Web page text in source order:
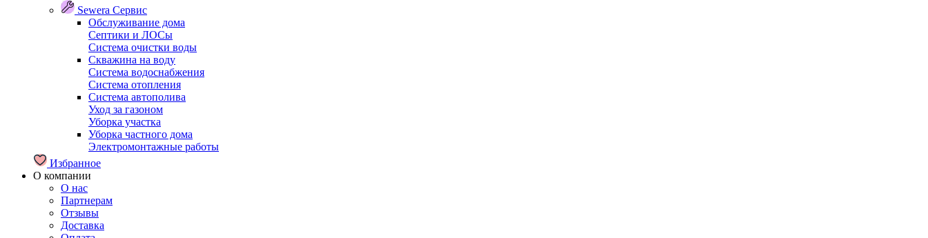
Sewera Сервис
Обслуживание дома
Септики и ЛОСы
Система очистки воды
Скважина на воду
Система водоснабжения
Система отопления
Система автополива
Уход за газоном
Уборка участка
Уборка частного дома
Электромонтажные работы
Избранное
О компании
О нас
Партнерам
Отзывы
Доставка